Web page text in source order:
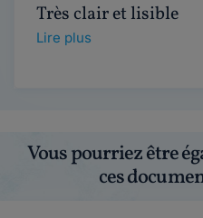
Très clair et lisible
Lire plus
Vous pourriez être
ces